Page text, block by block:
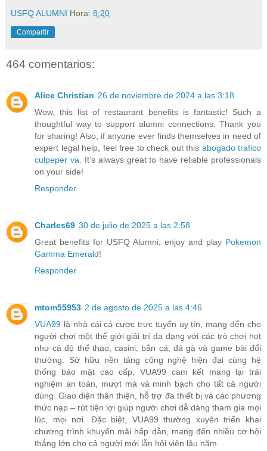
USFQ ALUMNI Hora: 8:20
Compartir
464 comentarios:
Alice Christian 26 de noviembre de 2024 a las 3:18
Wow, this list of restaurant benefits is fantastic! Such a
thoughtful way to support alumni connections. Thank you
for sharing! Also, if anyone ever finds themselves in need of
expert legal help, feel free to check out this abogado trafico
culpeper va . It’s always great to have reliable professionals
on your side!
Responder
Charles69 30 de julio de 2025 a las 2:58
Great benefits for USFQ Alumni, enjoy and play Pokemon
Gamma Emerald!
Responder
mtom55953 2 de agosto de 2025 a las 4:46
VUA99 là nhà cái cá cược trực tuyến uy tín, mang đến cho
người chơi một thế giới giải trí đa dạng với các trò chơi hot
như cá độ thể thao, casini, bắn cá, đá gà và game bài đổi
thưởng. Sở hữu nền tảng công nghệ hiện đại cùng hệ
thống bảo mật cao cấp, VUA99 cam kết mang lại trải
nghiệm an toàn, mượt mà và minh bạch cho tất cả người
dùng. Giao diện thân thiện, hỗ trợ đa thiết bị và các phương
thức nạp – rút tiện lợi giúp người chơi dễ dàng tham gia mọi
lúc, mọi nơi. Đặc biệt, VUA99 thường xuyên triển khai
chương trình khuyến mãi hấp dẫn, mang đến nhiều cơ hội
thắng lớn cho cả người mới lẫn hội viên lâu năm.